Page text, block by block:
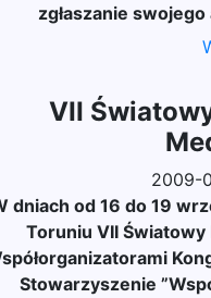
zgłaszanie
VII
2009-
dniach od 16 do 19
Toruniu VII
Stowarzyszenie